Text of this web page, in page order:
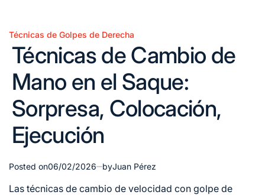
Posted
Técnicas de Golpes de Derecha
Técnicas de Cambio de
Mano en el Saque:
Sorpresa, Colocación,
Ejecución
Posted on06/02/2026 byJuan Pérez
Las técnicas de cambio de velocidad con golpe de